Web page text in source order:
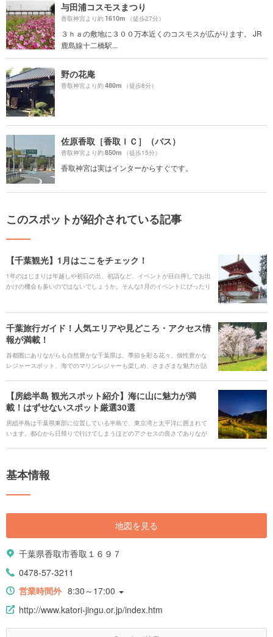
与田浦コスモスまつり
香取神宮より約1610m （徒歩27分）
３ｈａの敷地に３００万本近くのコスモスが広がります。 JR
鹿島線十二橋駅...
野の花庵
香取神宮より約480m （徒歩8分）
佐原香取［香取ＩＣ］（バス）
香取神宮より約850m （徒歩15分）
香取神宮は実はインターからすぐです。
このスポットが紹介されている記事
【千葉観光】1月はここをチェック！
1年のはじまりは年越しや初日の出、初詣など、イベントが目白押しでお出
かけの機会も多いのではないでしょうか。そんな1月のイベントにぴったり
千葉旅行ガイド！人気エリアや見どころ・アクセス情
報が満載！
首都圏にありながらも自然豊かな千葉県は、季節を彩る花々、個性豊かな
レジャースポット、海でのマリンレジャーも楽しめ、さまざまな魅力が詰
鮮な魚介を堪能できたり、と楽しみ方はいろいろです。 都心からであれば
思い立ったら気軽にアクセスでき、また東京観光の折に一足伸ばしてみる
【房総半島 観光スポット紹介】海に山に魅力が満
載！はずせないスポット厳選30選
房総半島は千葉県東部に位置している半島で、東京湾と太平洋に囲まれて
います。都心から日帰りで行けてしまうほどのアクセスの良さでありなが
はずせない定番から穴場まで、房総半島のおすすめ厳選スポットを30選ご
基本情報
地図を見る
千葉県香取市香取１６９７
0478-57-3211
営業時間外 8:30～17:00
http://www.katori-jingu.or.jp/index.htm